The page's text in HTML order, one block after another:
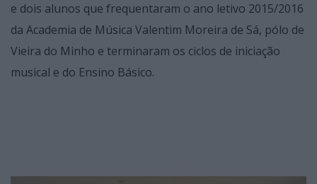
e dois alunos que frequentaram o ano letivo 2015/2016
da Academia de Música Valentim Moreira de Sá, pólo de
Vieira do Minho e terminaram os ciclos de iniciação
musical e do Ensino Básico.